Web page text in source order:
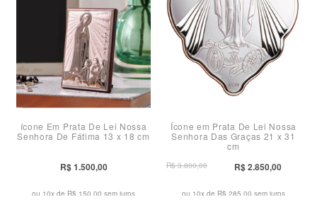
ícone Em Prata De Lei Nossa
Senhora De Fátima 13 x 18 cm
R$ 1.500,00
ou 10x de R$ 150,00 sem juros
Ícone em Prata De Lei Nossa
Senhora Das Graças 21 x 31
cm
R$ 3.800,00 R$ 2.850,00
ou 10x de R$ 285,00 sem juros